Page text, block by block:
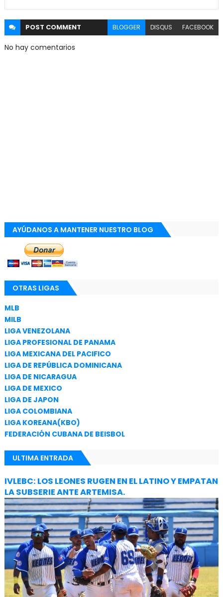
POST COMMENT BLOGGER DISQUS FACEBOOK
No hay comentarios
AYÚDANOS A MANTENER NUESTRO BLOG
OTRAS LIGAS
MLB
MILB
LIGA VENEZOLANA
LIGA PROFESIONAL DE PANAMA
LIGA MEXICANA DEL PACIFICO
LIGA DE REPÚBLICA DOMINICANA
LIGA DE NICARAGUA
LIGA DE MEXICO
LIGA DE JAPON
LIGA COLOMBIANA
LIGA KOREANA(KBO)
FEDERACIÓN CUBANA DE BEISBOL
ULTIMA ENTRADA
IVLEBC: LOS LEONES RUGEN EN EL LATINO Y EMPATAN
LA SUBSERIE ANTE ARTEMISA.